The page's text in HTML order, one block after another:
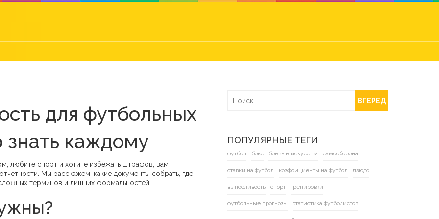
для футбольных
знать каждому
любите спорт и хотите избежать штрафов, вам
Мы расскажем, какие документы собрать, где
терминов и лишних формальностей.
ВПЕРЕД
ПОПУЛЯРНЫЕ ТЕГИ
футбол бокс боевые искусства самооборона
ставки на футбол коэффициенты на футбол дзюдо
выносливость спорт тренировки
футбольные прогнозы статистика футболистов